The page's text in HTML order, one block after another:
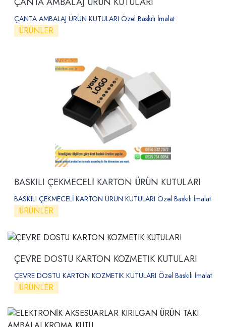
ÇANTA AMBALAJ ÜRÜN KUTULARI Özel Baskılı İmalat
ÜRÜNLER
BASKILI ÇEKMECELİ KARTON ÜRÜN KUTULARI
BASKILI ÇEKMECELİ KARTON ÜRÜN KUTULARI Özel Baskılı İmalat
ÜRÜNLER
ÇEVRE DOSTU KARTON KOZMETIK KUTULARI
ÇEVRE DOSTU KARTON KOZMETIK KUTULARI Özel Baskılı İmalat
ÜRÜNLER